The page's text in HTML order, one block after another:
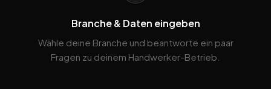
Branche & Daten eingeben
Wähle deine Branche und beantworte ein paar
Fragen zu deinem Handwerker-Betrieb.